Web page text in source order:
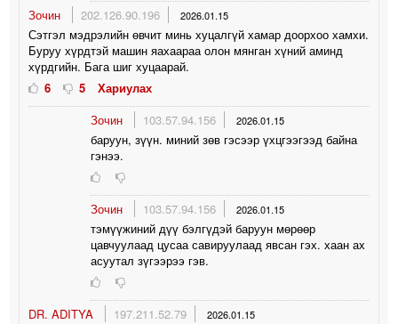
Зочин
202.126.90.196 2026.01.15
Сэтгэл мэдрэлийн өвчит минь хуцалгүй хамар доорхоо хамхи.
Буруу хүрдтэй машин яахаараа олон мянган хүний аминд
хүрдгийн. Бага шиг хуцаарай.
6
5
Хариулах
Зочин
103.57.94.156 2026.01.15
баруун, зүүн. миний зөв гэсээр үхцгээгээд байна
гэнээ.
Зочин 103.57.94.156 2026.01.15
тэмүүжиний дүү бэлгүдэй баруун мөрөөр
цавчуулаад цусаа савируулаад явсан гэх. хаан ах
асуутал зүгээрээ гэв.
DR. ADITYA 197.211.52.79 2026.01.15